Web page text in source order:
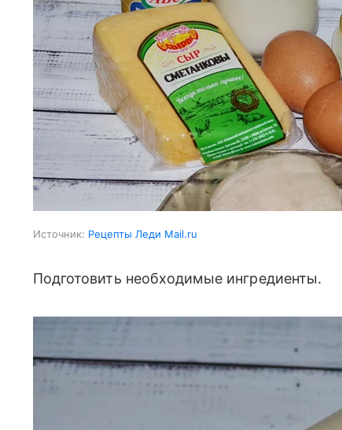
Источник: Рецепты Леди Mail.ru
Подготовить необходимые ингредиенты.